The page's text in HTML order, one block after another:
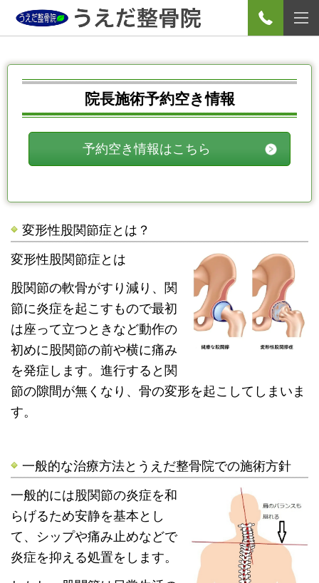
院長施術予約空き情報
予約空き情報はこちら
変形性股関節症とは？
変形性股関節症とは
股関節の軟骨がすり減り、関
節に炎症を起こすもので最初
は座って立つときなど動作の
初めに股関節の前や横に痛み
を発症します。進行すると関
節の隙間が無くなり、骨の変形を起こしてしまいま
す。
一般的な治療方法とうえだ整骨院での施術方針
一般的には股関節の炎症を和
らげるため安静を基本とし
て、シップや痛み止めなどで
炎症を抑える処置をします。